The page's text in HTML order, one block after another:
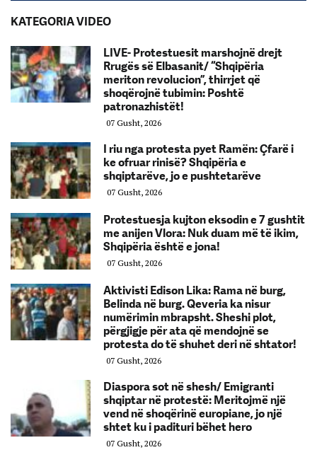
KATEGORIA VIDEO
LIVE- Protestuesit marshojnë drejt
Rrugës së Elbasanit/ “Shqipëria
meriton revolucion”, thirrjet që
shoqërojnë tubimin: Poshtë
patronazhistët!
07 Gusht, 2026
I riu nga protesta pyet Ramën: Çfarë i
ke ofruar rinisë? Shqipëria e
shqiptarëve, jo e pushtetarëve
07 Gusht, 2026
Protestuesja kujton eksodin e 7 gushtit
me anijen Vlora: Nuk duam më të ikim,
Shqipëria është e jona!
07 Gusht, 2026
Aktivisti Edison Lika: Rama në burg,
Belinda në burg. Qeveria ka nisur
numërimin mbrapsht. Sheshi plot,
përgjigje për ata që mendojnë se
protesta do të shuhet deri në shtator!
07 Gusht, 2026
Diaspora sot në shesh/ Emigranti
shqiptar në protestë: Meritojmë një
vend në shoqërinë europiane, jo një
shtet ku i padituri bëhet hero
07 Gusht, 2026